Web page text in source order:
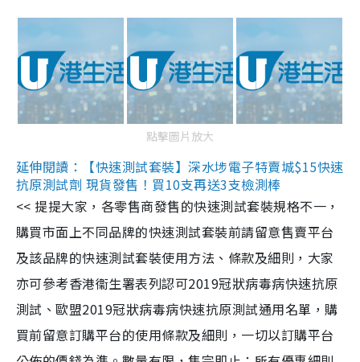
點擊圖片放大
延伸閱讀：【快速測試套裝】深水埗電子特賣城$15快速
抗原測試劑 現貨發售！買10支再送3支檢測棒
<< 提提大家，各零售商發售的快速測試套裝規格不一，
購買市面上不同品牌的快速測試套裝前請留意售賣平台
及該品牌的快速測試套裝使用方法、條款及細則，大家
亦可參考香港衞生署表列認可2019冠狀病毒病快速抗原
測試、歐盟2019冠狀病毒病快速抗原測試通用名單，購
買前留意訂購平台的使用條款及細則，一切以訂購平台